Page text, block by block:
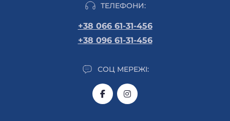
ТЕЛЕФОНИ:
+38 066 61-31-456
+38 096 61-31-456
СОЦ МЕРЕЖІ: